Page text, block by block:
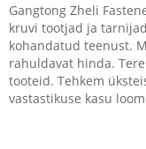
Gangtong Zheli
kruvi tootjad ja
kohandatud teenust.
rahuldavat hinda.
tooteid. Tehkem
vastastikuse kasu